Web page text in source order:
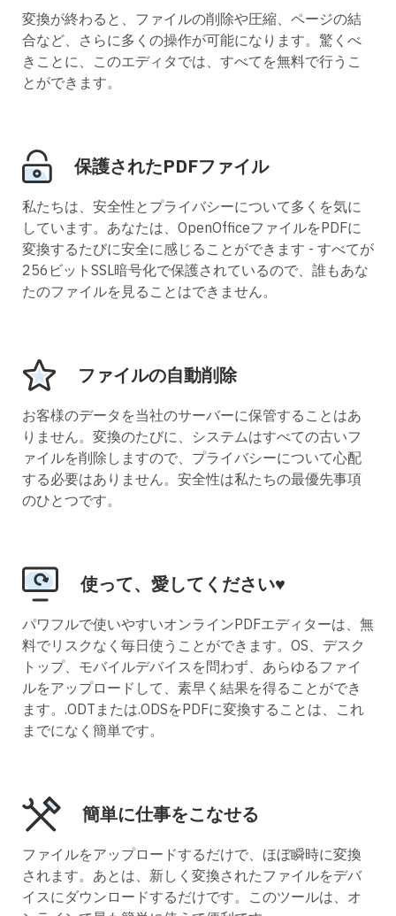
変換が終わると、ファイルの削除や圧縮、ページの結
合など、さらに多くの操作が可能になります。驚くべ
きことに、このエディタでは、すべてを無料で行うこ
とができます。
保護されたPDFファイル
私たちは、安全性とプライバシーについて多くを気に
しています。あなたは、OpenOfficeファイルをPDFに
変換するたびに安全に感じることができます - すべてが
256ビットSSL暗号化で保護されているので、誰もあな
たのファイルを見ることはできません。
ファイルの自動削除
お客様のデータを当社のサーバーに保管することはあ
りません。変換のたびに、システムはすべての古いフ
ァイルを削除しますので、プライバシーについて心配
する必要はありません。安全性は私たちの最優先事項
のひとつです。
使って、愛してください♥
パワフルで使いやすいオンラインPDFエディターは、無
料でリスクなく毎日使うことができます。OS、デスク
トップ、モバイルデバイスを問わず、あらゆるファイ
ルをアップロードして、素早く結果を得ることができ
ます。.ODTまたは.ODSをPDFに変換することは、これ
までになく簡単です。
簡単に仕事をこなせる
ファイルをアップロードするだけで、ほぼ瞬時に変換
されます。あとは、新しく変換されたファイルをデバ
イスにダウンロードするだけです。このツールは、オ